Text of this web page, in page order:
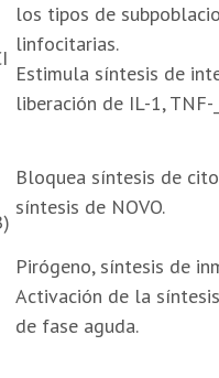
los tipos de
linfocitarias.
Estimula síntesis de
liberación de IL-1, TNF-
Bloquea síntesis de
síntesis de NOVO.
Pirógeno, síntesis de
Activación de la
de fase aguda.